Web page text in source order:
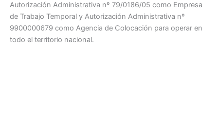
Autorización Administrativa nº 79/0186/05 como Empresa
de Trabajo Temporal y Autorización Administrativa nº
9900000679 como Agencia de Colocación para operar en
todo el territorio nacional.